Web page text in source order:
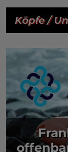
Köpfe /